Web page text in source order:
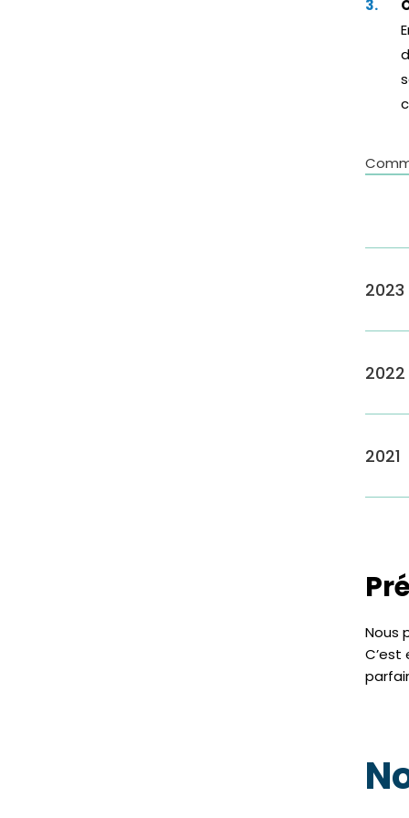
2023
2022
2021
Nous